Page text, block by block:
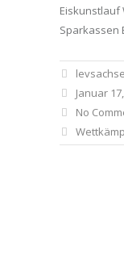
Eiskunstlauf
Sparkassen
Januar
No